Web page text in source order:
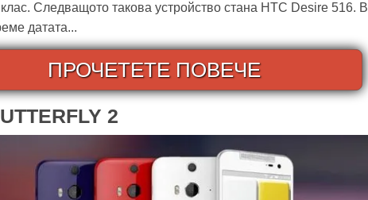
Следващото такова устройство стана HTC Desire 516. В
датата...
ПРОЧЕТЕТЕ ПОВЕЧЕ
2